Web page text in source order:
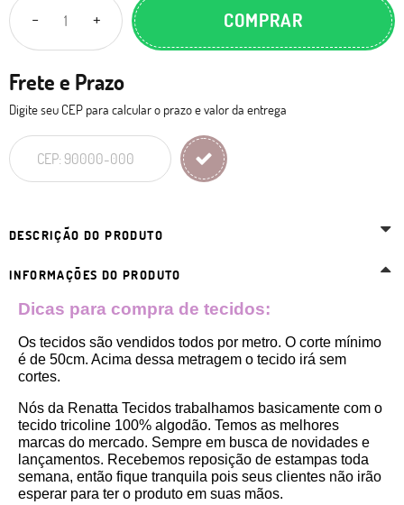
COMPRAR
Frete e Prazo
Digite seu CEP para calcular o prazo e valor da entrega
DESCRIÇÃO DO PRODUTO
INFORMAÇÕES DO PRODUTO
Dicas para compra de tecidos:
Os tecidos são vendidos todos por metro. O corte mínimo
é de 50cm. Acima dessa metragem o tecido irá sem
cortes.
Nós da Renatta Tecidos trabalhamos basicamente com o
tecido tricoline 100% algodão. Temos as melhores
marcas do mercado. Sempre em busca de novidades e
lançamentos. Recebemos reposição de estampas toda
semana, então fique tranquila pois seus clientes não irão
esperar para ter o produto em suas mãos.